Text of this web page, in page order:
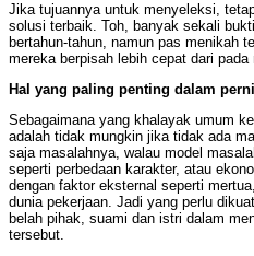
Jika tujuannya untuk menyeleksi,
solusi terbaik. Toh, banyak sekali
bertahun-tahun, namun pas menikah
mereka berpisah lebih cepat dari
Hal yang paling penting dalam
Sebagaimana yang khalayak umum
adalah tidak mungkin jika tidak ada
saja masalahnya, walau model
seperti perbedaan karakter, atau
dengan faktor eksternal seperti
dunia pekerjaan. Jadi yang perlu
belah pihak, suami dan istri dalam
tersebut.